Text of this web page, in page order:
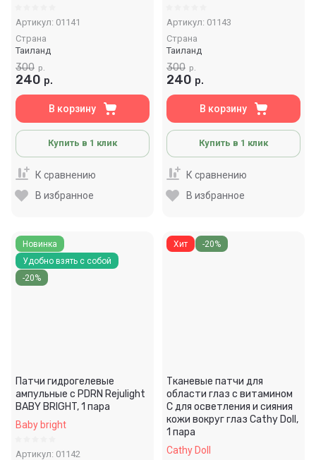
Артикул: 01141
Страна
Таиланд
300 р.
240 р.
В корзину
Купить в 1 клик
К сравнению
В избранное
Артикул: 01143
Страна
Таиланд
300 р.
240 р.
В корзину
Купить в 1 клик
К сравнению
В избранное
Новинка
Удобно взять с собой
-20%
Патчи гидрогелевые
ампульные с PDRN Rejulight
BABY BRIGHT, 1 пара
Baby bright
Артикул: 01142
Хит -20%
Тканевые патчи для
области глаз с витамином
С для осветления и сияния
кожи вокруг глаз Cathy Doll,
1 пара
Cathy Doll